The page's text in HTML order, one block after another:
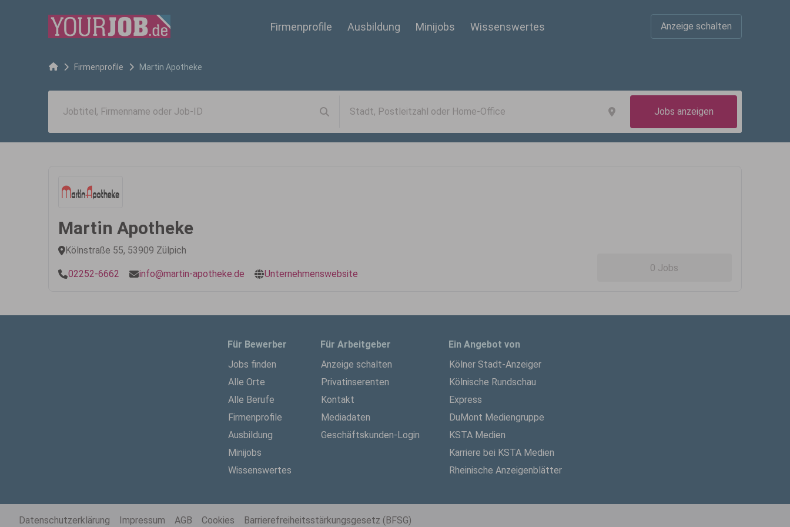
Firmenprofile Ausbildung Minijobs Wissenswertes Anzeige schalten
Firmenprofile Martin Apotheke
Jobs anzeigen
Martin Apotheke
Kölnstraße 55, 53909 Zülpich
02252-6662 info@martin-apotheke.de Unternehmenswebsite
0 Jobs
Für Bewerber
Jobs finden
Alle Orte
Alle Berufe
Firmenprofile
Ausbildung
Minijobs
Wissenswertes
Für Arbeitgeber
Anzeige schalten
Privatinserenten
Kontakt
Mediadaten
Geschäftskunden-Login
Ein Angebot von
Kölner Stadt-Anzeiger
Kölnische Rundschau
Express
DuMont Mediengruppe
KSTA Medien
Karriere bei KSTA Medien
Rheinische Anzeigenblätter
Datenschutzerklärung Impressum AGB Cookies Barrierefreiheitsstärkungsgesetz (BFSG)